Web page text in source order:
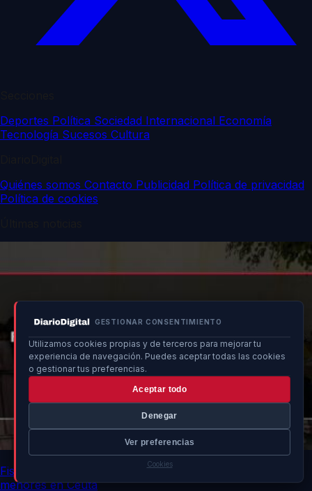
GESTIONAR CONSENTIMIENTO
Utilizamos cookies propias y de terceros para mejorar tu
experiencia de navegación. Puedes aceptar todas las cookies
o gestionar tus preferencias.
Aceptar todo
Denegar
Ver preferencias
Cookies
Deportes Política Sociedad Internacional Economía
Tecnología Sucesos Cultura
Quiénes somos Contacto Publicidad Política de privacidad
Política de cookies
Fiscalía intervendrá ante rechazo de comunidades a
menores en Ceuta